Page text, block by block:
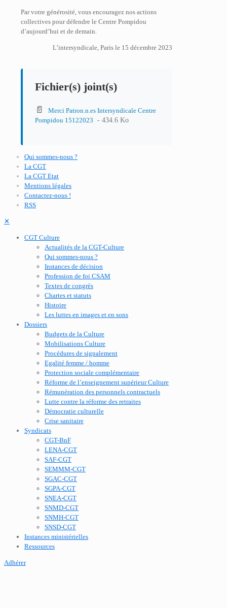
Par votre générosité, vous encouragez nos actions
collectives pour défendre le Centre Pompidou
d’aujourd’hui et de demain.
L’intersyndicale, Paris le 15 décembre 2023
Fichier(s) joint(s)
📄
Merci Patron.n.es Intersyndicale Centre
Pompidou 15122023 - 434.6 Ko
Qui sommes-nous ?
La CGT
La CGT Etat
Mentions légales
Contactez-nous !
RSS
✕
CGT Culture
Actualités de la CGT-Culture
Qui sommes-nous ?
Instances de décision
Profession de foi CSAM
Textes de congrès
Chartes et statuts
Histoire
Les luttes en images et en sons
Dossiers
Budgets de la Culture
Mobilisations Culture
Procédures de signalement
Egalité femme / homme
Protection sociale complémentaire
Réforme de l’enseignement supérieur Culture
Rémunération des personnels contractuels
Lutte contre la réforme des retraites
Démocratie culturelle
Crise sanitaire
Syndicats
CGT-BnF
LENA-CGT
SAF-CGT
SEMMM-CGT
SGAC-CGT
SGPA-CGT
SNEA-CGT
SNMD-CGT
SNMH-CGT
SNSD-CGT
Instances ministérielles
Ressources
Adhérer